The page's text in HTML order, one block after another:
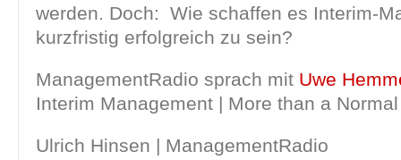
werden. Doch: Wie schaffen es Interim-
kurzfristig erfolgreich zu sein?
ManagementRadio sprach mit Uwe
Interim Management | More than a
Ulrich Hinsen | ManagementRadio